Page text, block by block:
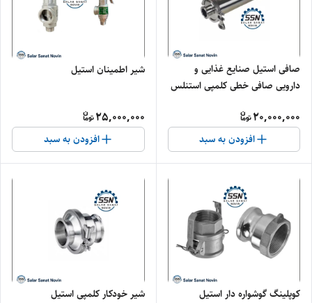
صافی‌ استیل صنایع غذایی و
دارویی صافی خطی کلمپی استنلس
20,000,000
افزودن به سبد
شیر اطمینان استیل
25,000,000
افزودن به سبد
کوپلینگ گوشواره دار استیل شیر خودکار کلمپی استیل